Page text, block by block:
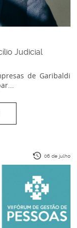
Judicial
de Garibaldi
06 de julho